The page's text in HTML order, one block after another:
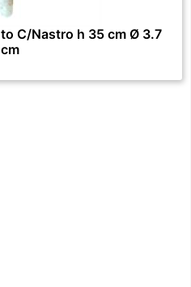
C/Nastro h 35 cm Ø 3.7
cm